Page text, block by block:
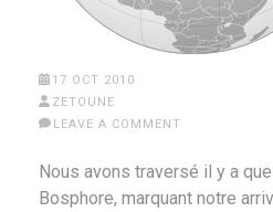
17 OCT 2010
ZETOUNE
LEAVE A COMMENT
Nous avons traversé il y a
Bosphore, marquant notre